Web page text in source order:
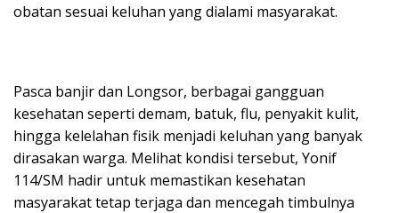
obatan sesuai keluhan yang dialami masyarakat.
Pasca banjir dan Longsor, berbagai gangguan
kesehatan seperti demam, batuk, flu, penyakit kulit,
hingga kelelahan fisik menjadi keluhan yang banyak
dirasakan warga. Melihat kondisi tersebut, Yonif
114/SM hadir untuk memastikan kesehatan
masyarakat tetap terjaga dan mencegah timbulnya